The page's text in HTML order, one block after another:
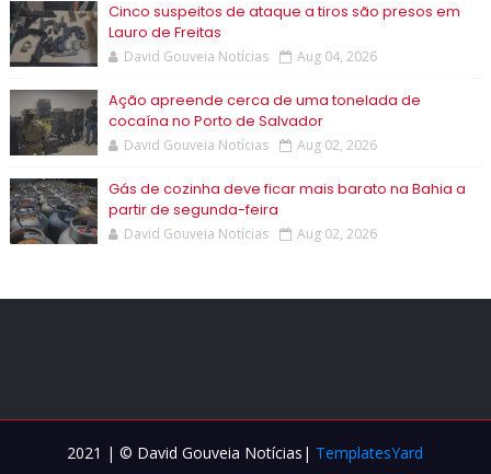
Cinco suspeitos de ataque a tiros são presos em
Lauro de Freitas
David Gouveia Notícias Aug 04, 2026
Ação apreende cerca de uma tonelada de
cocaína no Porto de Salvador
David Gouveia Notícias Aug 02, 2026
Gás de cozinha deve ficar mais barato na Bahia a
partir de segunda-feira
David Gouveia Notícias Aug 02, 2026
2021 | © David Gouveia Notícias| TemplatesYard